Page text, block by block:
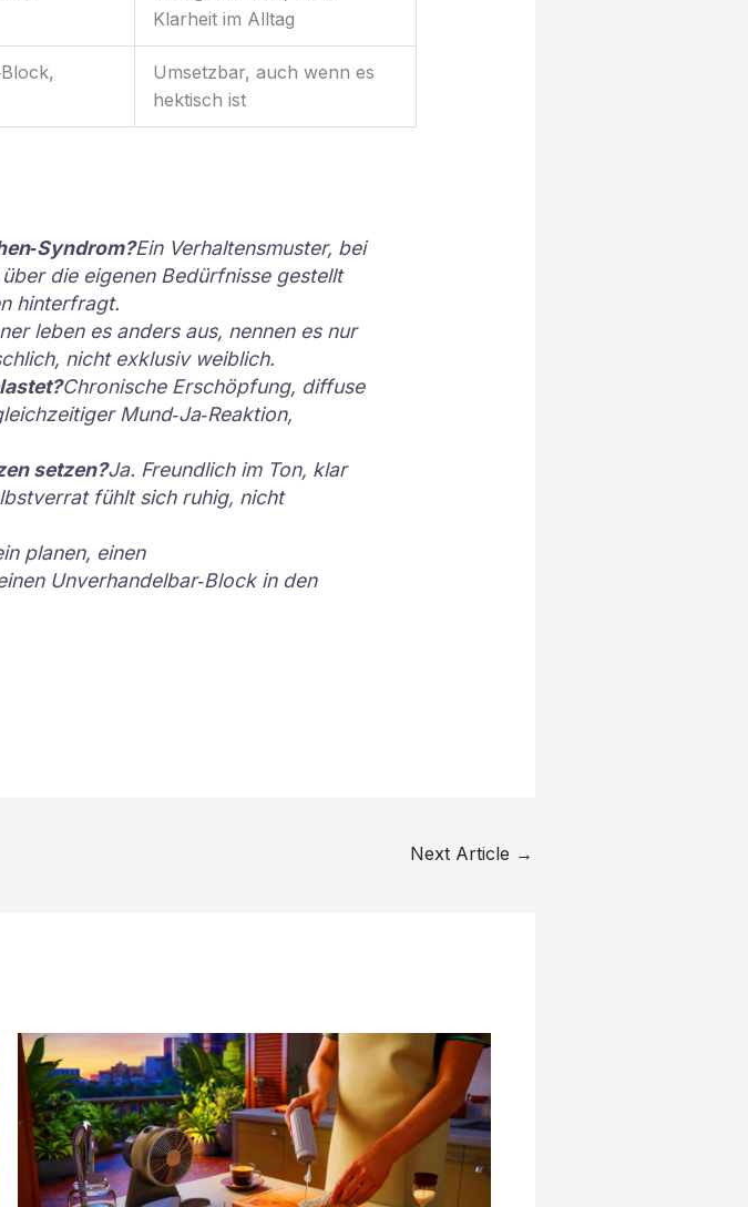
Klarheit im Alltag
Umsetzbar, auch wenn es
hektisch ist
Ein Verhaltensmuster, bei
die eigenen Bedürfnisse gestellt
hinterfragt.
leben es anders aus, nennen es nur
nicht exklusiv weiblich.
Chronische Erschöpfung, diffuse
Mund‑Ja‑Reaktion,
setzen?Ja. Freundlich im Ton, klar
fühlt sich ruhig, nicht
planen, einen
Unverhandelbar‑Block in den
Next Article →